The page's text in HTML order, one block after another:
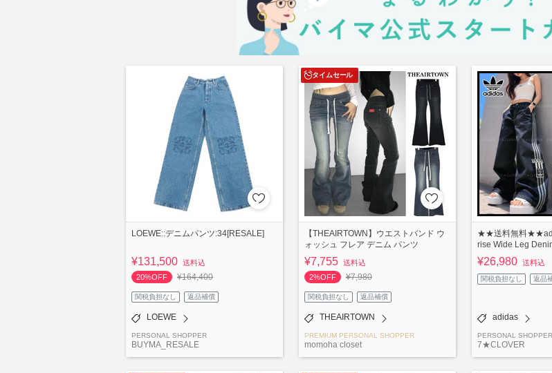
LOEWE::デニムパンツ:34[RESALE]
¥131,500 送料込
20%OFF
¥164,400
関税負担なし 返品補償
LOEWE
PERSONAL SHOPPER
BUYMA_RESALE
タイムセール
【THEAIRTOWN】ウエストバンド ウ
ォッシュ フレア デニム パンツ
¥7,755 送料込
2%OFF
¥7,980
関税負担なし 返品補償
THEAIRTOWN
PREMIUM PERSONAL SHOPPER
momoha closet
★★送料無料
rise Wide Leg
¥26,980 送料込
関税負担なし 返品
adidas
PERSONAL SHOPPER
7★CLOVER